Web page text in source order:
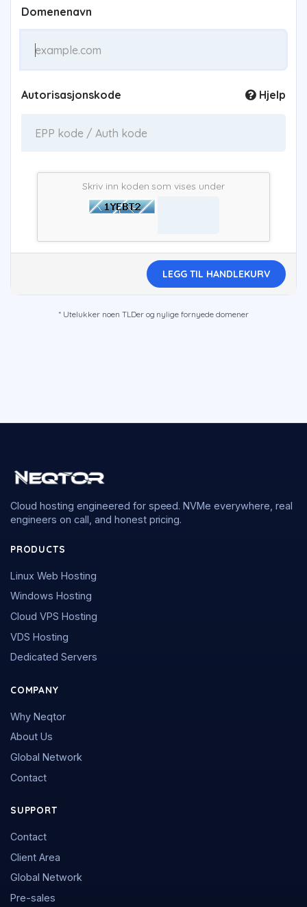
Domenenavn
Autorisasjonskode Hjelp
Skriv inn koden som vises under
LEGG TIL HANDLEKURV
* Utelukker noen TLDer og nylige fornyede domener
Cloud hosting engineered for speed. NVMe everywhere, real
engineers on call, and honest pricing.
PRODUCTS
Linux Web Hosting
Windows Hosting
Cloud VPS Hosting
VDS Hosting
Dedicated Servers
COMPANY
Why Neqtor
About Us
Global Network
Contact
SUPPORT
Contact
Client Area
Global Network
Pre-sales